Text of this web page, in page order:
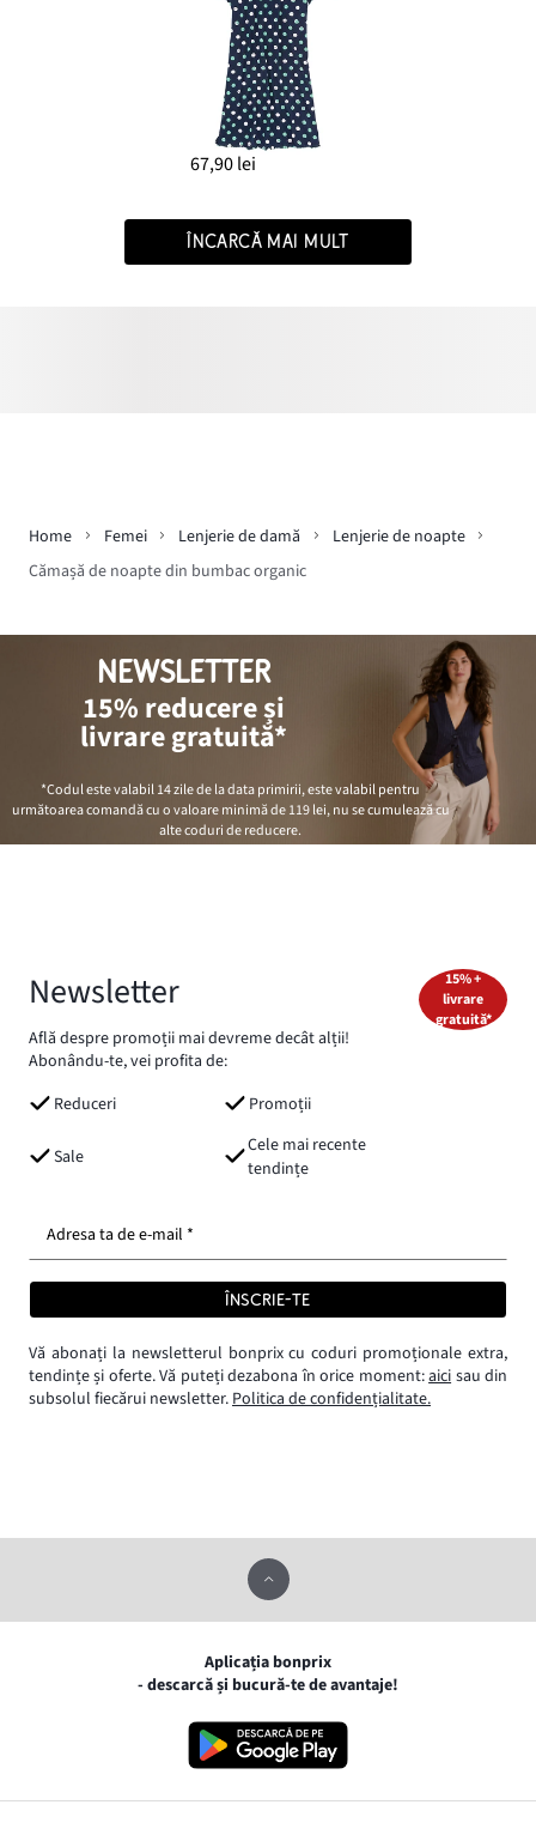
67,90 lei
ÎNCARCĂ MAI MULT
Home Femei Lenjerie de damă
Lenjerie de noapte
Cămașă de noapte din bumbac organic
NEWSLETTER
15% reducere și
livrare gratuită*
*Codul este valabil 14 zile de la data primirii, este valabil pentru
următoarea comandă cu o valoare minimă de119 lei, nu se cumulează cu
alte coduri de reducere.
Newsletter
Află despre promoții mai devreme decât alții!
Abonându-te, vei profita de:
Reduceri
Promoții
Sale
Cele mai recente
tendințe
15% +
livrare
gratuită*
Adresa ta de e-mail *
ÎNSCRIE-TE
Vă abonați la newsletterul bonprix cu coduri promoționale extra,
tendințe și oferte. Vă puteți dezabona în orice moment:aici sau din
subsolul fiecărui newsletter.Politica de confidențialitate.
Aplicația bonprix
- descarcă și bucură-te de avantaje!